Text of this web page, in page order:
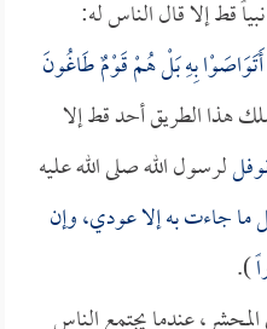
قط إلا قال الناس له:
أَتَوَاصَوْا بِهِ بَلْ هُمْ قَوْمٌ طَاغُونَ
ما سلك هذا الطريق أحد قط إلا
لرسول الله صلى الله عليه
ما جاءت به إلا عودي، وإن
).